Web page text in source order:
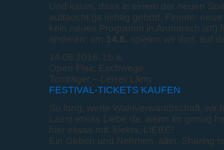
Und kaum, dass in einem der neuen
auftaucht (ja richtig gehört, Finnen:
kein neues Programm in Anmarsch ist!)
anderen: am 14.8. spielen wir dort, auf
14.08.2016, t.b.a.
Open Flair, Eschwege
Tonträger – Leiser Lärm
FESTIVAL-TICKETS KAUFEN
So long, werte Wahlverwandtschaft, wir
Lasst etwas Liebe da, wenn ihr genug
hier etwas mit, kiekta: LIEBE!
Ein Geben und Nehmen, alter. Sharing